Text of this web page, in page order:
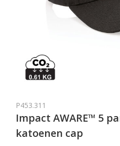
P453.311
Impact AWARE™ 5
katoenen cap